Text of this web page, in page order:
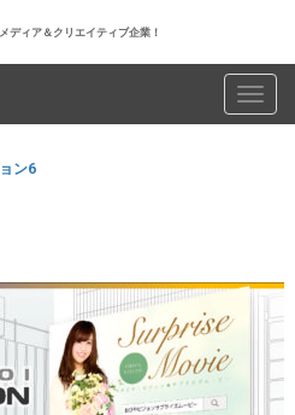
ディア＆クリエイティブ企業！
ン6